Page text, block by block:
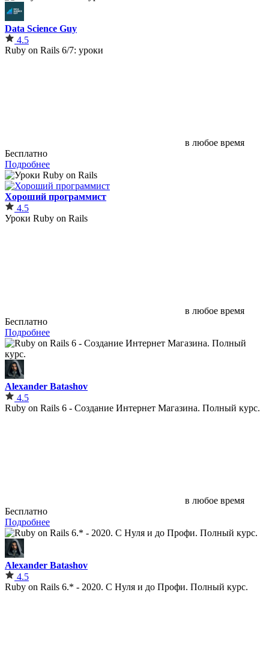
Data Science Guy
4.5
Ruby on Rails 6/7: уроки
в любое время
Бесплатно
Подробнее
Хороший программист
4.5
Уроки Ruby on Rails
в любое время
Бесплатно
Подробнее
Alexander Batashov
4.5
Ruby on Rails 6 - Создание Интернет Магазина. Полный курс.
в любое время
Бесплатно
Подробнее
Alexander Batashov
4.5
Ruby on Rails 6.* - 2020. С Нуля и до Профи. Полный курс.